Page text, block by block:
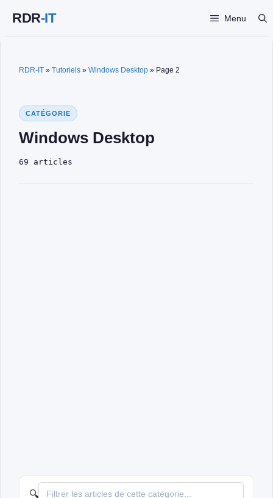
Menu
RDR-IT » Tutoriels » Windows Desktop » Page 2
CATÉGORIE
Windows Desktop
69 articles
🔍